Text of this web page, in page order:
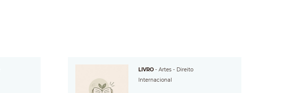
LIVRO - Artes - Direito
Internacional